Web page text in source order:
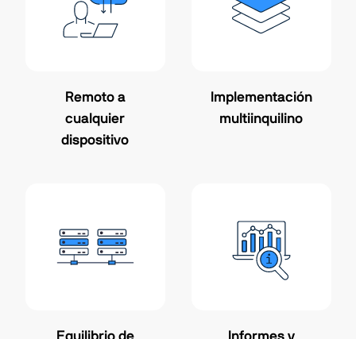
Remoto a
cualquier
dispositivo
Implementación
multiinquilino